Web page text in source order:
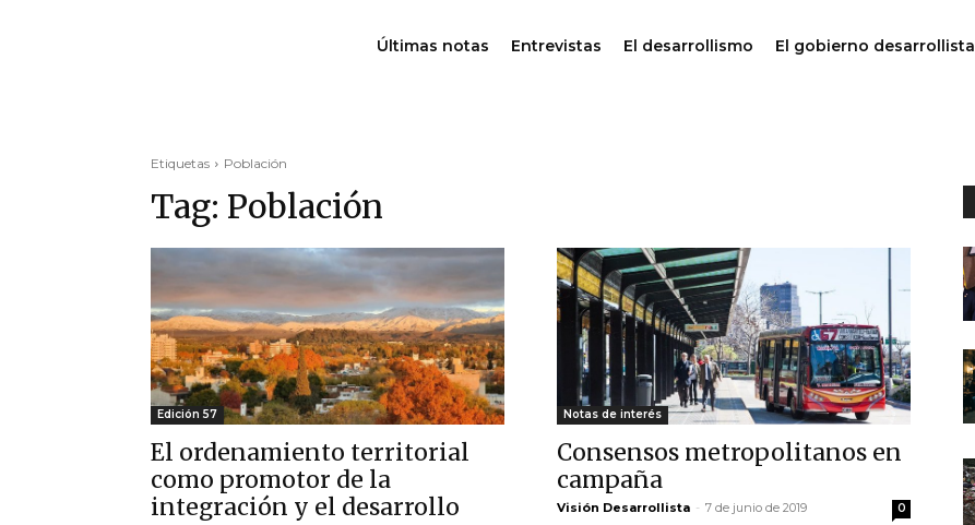
Últimas notas Entrevistas El desarrollismo El gobierno desarrollista
Etiquetas Población
Tag: Población
Edición 57
El ordenamiento territorial
como promotor de la
integración y el desarrollo
Notas de interés
Consensos metropolitanos en
campaña
Visión Desarrollista - 7 de junio de 2019 0